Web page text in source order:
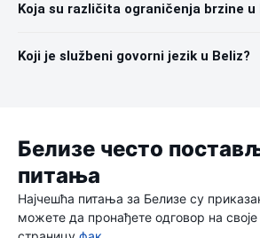
Koja su različita ograničenja brzine u
Koji je službeni govorni jezik u Beliz?
Белизе често
питања
Најчешћа питања за Белизе су
можете да пронађете одговор на